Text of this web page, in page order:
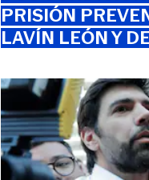
PRISIÓN
LAVÍN LEÓN Y